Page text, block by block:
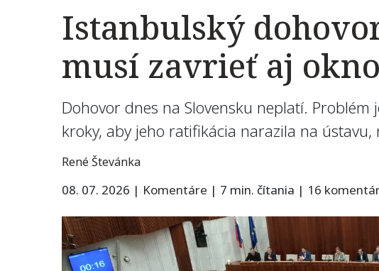
Istanbulský
musí zavrieť aj okno
Dohovor dnes na Slovensku neplatí.
kroky, aby jeho ratifikácia narazila na
René Števánka
08. 07. 2026 | Komentáre | 7 min. čítania | 16